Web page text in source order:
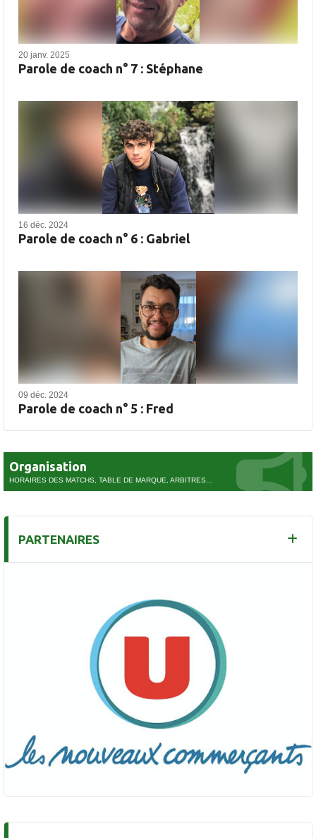
20 janv. 2025
Parole de coach n° 7 : Stéphane
16 déc. 2024
Parole de coach n° 6 : Gabriel
09 déc. 2024
Parole de coach n° 5 : Fred
Organisation
HORAIRES DES MATCHS, TABLE DE MARQUE, ARBITRES...
PARTENAIRES